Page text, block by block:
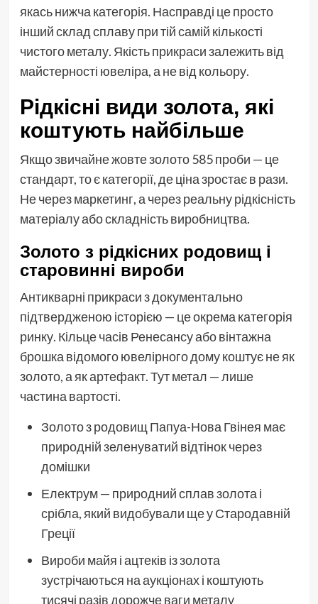
якась нижча категорія. Насправді це просто
інший склад сплаву при тій самій кількості
чистого металу. Якість прикраси залежить від
майстерності ювеліра, а не від кольору.
Рідкісні види золота, які
коштують найбільше
Якщо звичайне жовте золото 585 проби — це
стандарт, то є категорії, де ціна зростає в рази.
Не через маркетинг, а через реальну рідкісність
матеріалу або складність виробництва.
Золото з рідкісних родовищ і
старовинні вироби
Антикварні прикраси з документально
підтвердженою історією — це окрема категорія
ринку. Кільце часів Ренесансу або вінтажна
брошка відомого ювелірного дому коштує не як
золото, а як артефакт. Тут метал — лише
частина вартості.
Золото з родовищ Папуа-Нова Гвінея має
природній зеленуватий відтінок через
домішки
Електрум — природний сплав золота і
срібла, який видобували ще у Стародавній
Греції
Вироби майя і ацтеків із золота
зустрічаються на аукціонах і коштують
тисячі разів дорожче ваги металу